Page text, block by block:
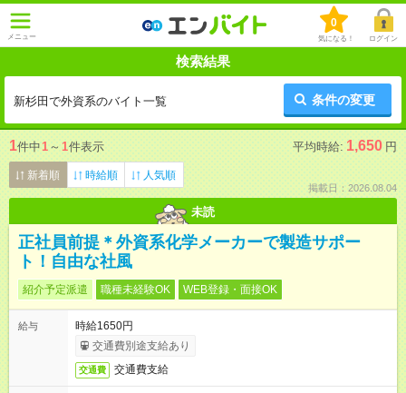
メニュー
0
気になる！ ログイン
検索結果
新杉田で外資系のバイト一覧 条件の変更
1件中1 ～ 1件表示 平均時給: 1,650 円
新着順 時給順 人気順
掲載日：2026.08.04
未読
正社員前提＊外資系化学メーカーで製造サポー
ト！自由な社風
紹介予定派遣 職種未経験OK WEB登録・面接OK
給与
時給1650円
交通費別途支給あり
交通費 交通費支給